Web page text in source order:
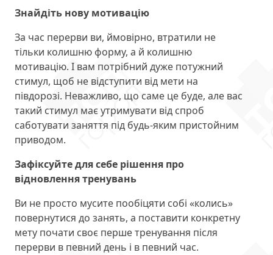
Знайдіть нову мотивацію
За час перерви ви, ймовірно, втратили не
тільки колишню форму, а й колишню
мотивацію. І вам потрібний дуже потужний
стимул, щоб не відступити від мети на
півдорозі. Неважливо, що саме це буде, але вас
такий стимул має утримувати від спроб
саботувати заняття під будь-яким пристойним
приводом.
Зафіксуйте для себе рішення про
відновлення тренувань
Ви не просто мусите пообіцяти собі «колись»
повернутися до занять, а поставити конкретну
мету почати своє перше тренування після
перерви в певний день і в певний час.